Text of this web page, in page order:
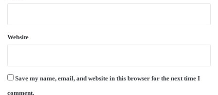
Website
Save my name, email, and website in this browser for the next time I
comment.